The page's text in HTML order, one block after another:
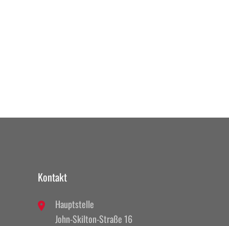
Kontakt
Hauptstelle
John-Skilton-Straße 16